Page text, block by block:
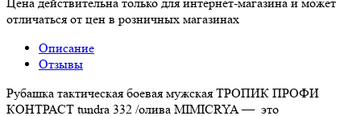
отличаться от цен в розничных магазинах
Описание
Отзывы
Рубашка тактическая боевая мужская ТРОПИК ПРОФИ
КОНТРАСТ tundra 332 /олива MIMICRYA — это